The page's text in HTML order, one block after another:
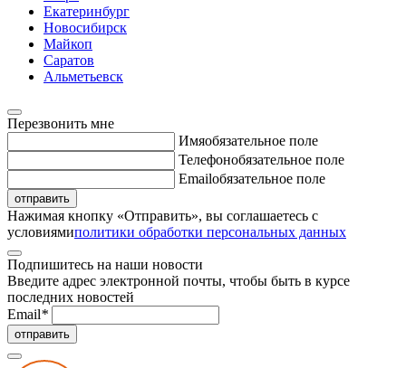
Екатеринбург
Новосибирск
Майкоп
Саратов
Альметьевск
Перезвонить мне
Имяобязательное поле
Телефонобязательное поле
Emailобязательное поле
отправить
Нажимая кнопку «Отправить», вы соглашаетесь с
условиямиполитики обработки персональных данных
Подпишитесь на наши новости
Введите адрес электронной почты, чтобы быть в курсе
последних новостей
Email*
отправить